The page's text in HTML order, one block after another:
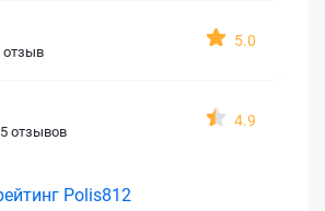
отзыв
5.0
отзывов
4.9
Polis812